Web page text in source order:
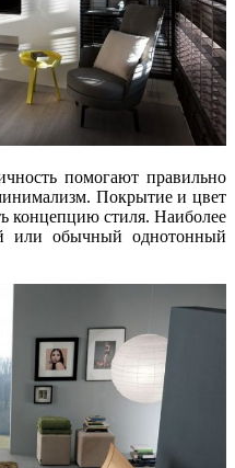
помогают правильно
Покрытие и цвет
концепцию стиля. Наиболее
или обычный однотонный